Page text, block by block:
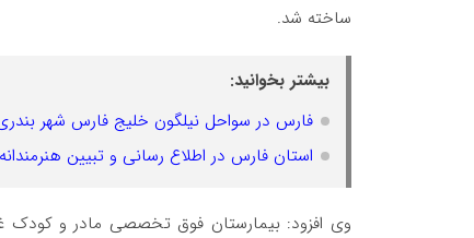
ساخته شد.
بیشتر بخوانید:
فارس در سواحل نیلگون خلیج فارس شهر
استان فارس در اطلاع رسانی و تبیین
وی افزود: بیمارستان فوق تخصصی مادر و کودک